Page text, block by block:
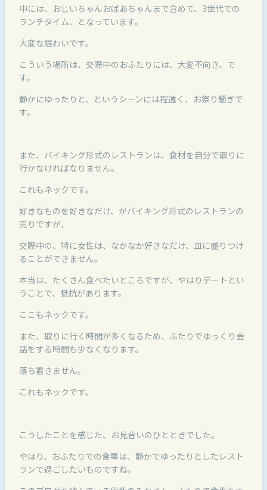
中には、おじいちゃんおばあちゃんまで含めて、3世代での
ランチタイム、となっています。
大変な賑わいです。
こういう場所は、交際中のおふたりには、大変不向き、で
す。
静かにゆったりと、というシーンには程遠く、お祭り騒ぎで
す。
また、バイキング形式のレストランは、食材を自分で取りに
行かなければなりません。
これもネックです。
好きなものを好きなだけ、がバイキング形式のレストランの
売りですが、
交際中の、特に女性は、なかなか好きなだけ、皿に盛りつけ
ることができません。
本当は、たくさん食べたいところですが、やはりデートとい
うことで、抵抗があります。
ここもネックです。
また、取りに行く時間が多くなるため、ふたりでゆっくり会
話をする時間も少なくなります。
落ち着きません。
これもネックです。
こうしたことを感じた、お見合いのひとときでした。
やはり、おふたりでの食事は、静かでゆったりとしたレスト
ランで過ごしたいものですね。